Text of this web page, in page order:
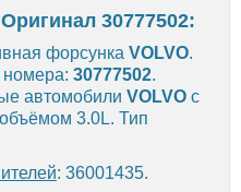
30777502:
форсунка VOLVO.
30777502.
автомобили VOLVO с
3.0L. Тип
: 36001435.